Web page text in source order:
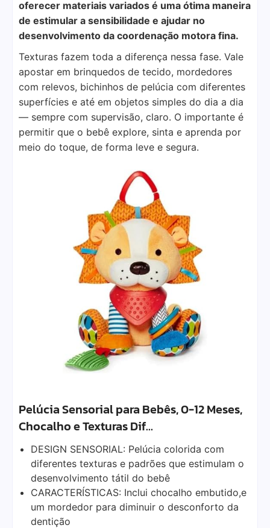
oferecer materiais variados é uma ótima maneira
de estimular a sensibilidade e ajudar no
desenvolvimento da coordenação motora fina.
Texturas fazem toda a diferença nessa fase. Vale
apostar em brinquedos de tecido, mordedores
com relevos, bichinhos de pelúcia com diferentes
superfícies e até em objetos simples do dia a dia
— sempre com supervisão, claro. O importante é
permitir que o bebê explore, sinta e aprenda por
meio do toque, de forma leve e segura.
Pelúcia Sensorial para Bebês, 0-12 Meses,
Chocalho e Texturas Dif…
DESIGN SENSORIAL: Pelúcia colorida com
diferentes texturas e padrões que estimulam o
desenvolvimento tátil do bebê
CARACTERÍSTICAS: Inclui chocalho embutido,e
um mordedor para diminuir o desconforto da
dentição